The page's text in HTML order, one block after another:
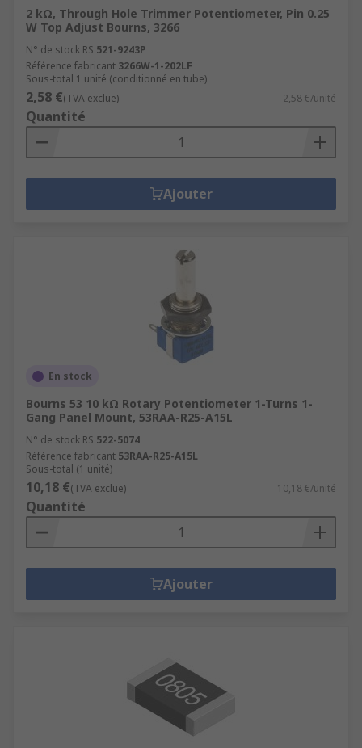
2 kΩ, Through Hole Trimmer Potentiometer, Pin 0.25
W Top Adjust Bourns, 3266
N° de stock RS 521-9243P
Référence fabricant 3266W-1-202LF
Sous-total 1 unité (conditionné en tube)
2,58 €(TVA exclue) 2,58 €/unité
Quantité
Ajouter
En stock
Bourns 53 10 kΩ Rotary Potentiometer 1-Turns 1-
Gang Panel Mount, 53RAA-R25-A15L
N° de stock RS 522-5074
Référence fabricant 53RAA-R25-A15L
Sous-total (1 unité)
10,18 €(TVA exclue) 10,18 €/unité
Quantité
Ajouter